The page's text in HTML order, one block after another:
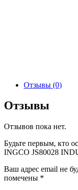
Отзывы (0)
Отзывы
Отзывов пока нет.
Будьте первым, кто
INGCO JS80028
Ваш адрес email не
помечены *